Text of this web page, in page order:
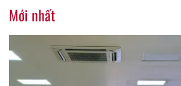
Mới nhất